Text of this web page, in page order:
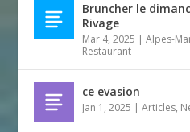
Bruncher le
Rivage
Mar 4, 2025 |Alpes-
Restaurant
ce evasion
Jan 1, 2025 |Articles,